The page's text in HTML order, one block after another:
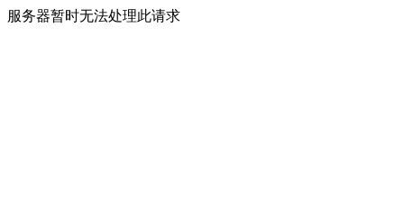
服务器暂时无法处理此请求